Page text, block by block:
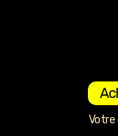
Votre